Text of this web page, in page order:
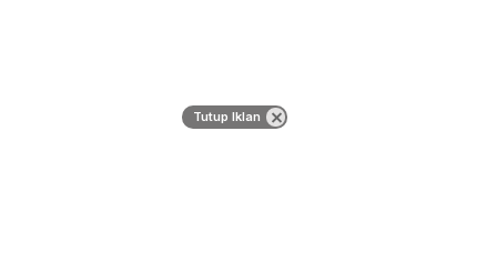
Tutup Iklan